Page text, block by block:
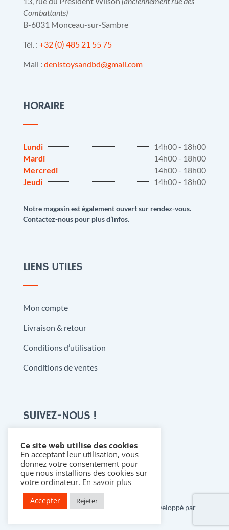
Combattants)
B-6031 Monceau-sur-Sambre
Tél. : +32 (0) 485 21 55 75
Mail : denistoysandbd@gmail.com
HORAIRE
Lundi
14h00 - 18h00
Mardi
14h00 - 18h00
Mercredi
14h00 - 18h00
Jeudi
14h00 - 18h00
Notre magasin est également ouvert sur rendez-vous.
Contactez-nous pour plus d’infos.
LIENS UTILES
Mon compte
Livraison & retour
Conditions d’utilisation
Conditions de ventes
SUIVEZ-NOUS !

Copyright 2021 @ Denistoys & BD • Développé par
Ce site web utilise des cookies
En acceptant leur utilisation, vous
donnez votre consentement pour
que nous installions des cookies sur
votre ordinateur. En savoir plus
Accepter Rejeter